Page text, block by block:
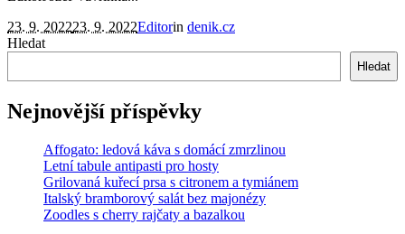
23. 9. 202223. 9. 2022Editorin denik.cz
Hledat
Hledat
Nejnovější příspěvky
Affogato: ledová káva s domácí zmrzlinou
Letní tabule antipasti pro hosty
Grilovaná kuřecí prsa s citronem a tymiánem
Italský bramborový salát bez majonézy
Zoodles s cherry rajčaty a bazalkou